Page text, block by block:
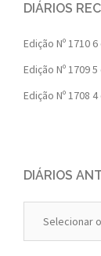
DIÁRIOS
Edição Nº 1710
Edição Nº 17095
Edição Nº 1708
DIÁRIOS
Anteriores